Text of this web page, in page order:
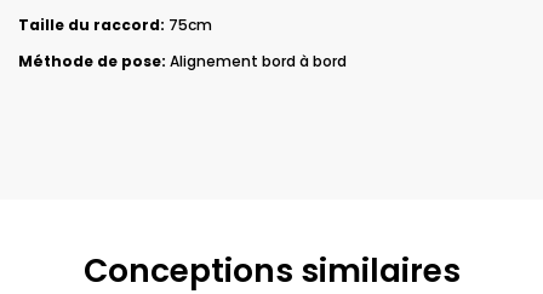
Taille du raccord: 75cm
Méthode de pose: Alignement bord à bord
Conceptions similaires